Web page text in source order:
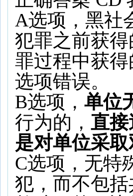
A选项，黑社
犯罪之前获
罪过程中获
选项错误。
B选项， 单位
行为的， 直
是对单位采
C选项，无特
犯，而不包